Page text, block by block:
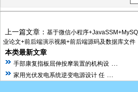
上一篇文章： 基于微信小程序
业论文+前后端演示视频+前后端源码及数据库文件
本类最新文章
手部康复指板屈伸按摩装置的机构设
家用光伏发电系统逆变电源设计 任